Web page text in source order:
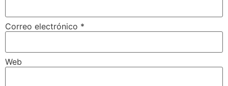
Correo electrónico *
Web